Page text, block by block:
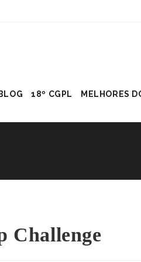
BLOG 18º CGPL MELHORES
Challenge